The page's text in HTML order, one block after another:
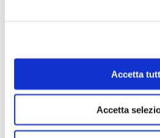
Accetta
Accetta
architetti Ernesto Rogers e Marco
progetto che ne prevedeva
del Piccolo Teatro. Il progetto non
soprattutto a causa di difficoltà
un progressivo abbandono della
chiusura negli Anni Settanta.